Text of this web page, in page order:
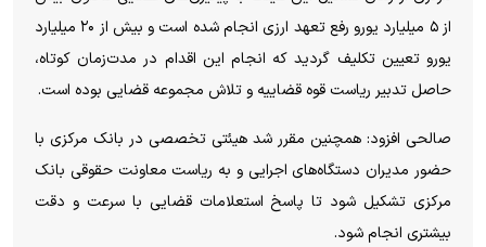
از ۵ میلیارد یورو رفع تعهد ارزی انجام شده است و بیش از ۲۰ میلیارد
یورو تعیین تکلیف گردید که انجام این اقدام در مدت‌زمان کوتاه،
حاصل تدبیر ریاست قوه قضاییه و تلاش مجموعه قضایی بوده است.
صالحی افزود: همچنین مقرر شد هیئتی تخصصی در بانک مرکزی با
حضور مدیران دستگاه‌های اجرایی و به ریاست معاونت حقوقی بانک
مرکزی تشکیل شود تا پاسخ استعلامات قضایی با سرعت و دقت
بیشتری انجام شود.